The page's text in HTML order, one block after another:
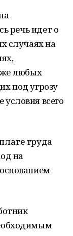
речь идет о
случаях на
любых
под угрозу
всего
труда
на